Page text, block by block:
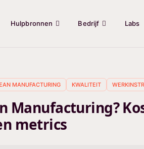
Hulpbronnen Bedrijf Labs
MANUFACTURING KWALITEIT
Manufacturing?
metrics